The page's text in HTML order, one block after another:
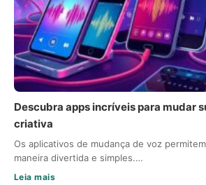
Descubra apps incríveis para mudar
criativa
Os aplicativos de mudança de voz
maneira divertida e simples.…
Leia mais